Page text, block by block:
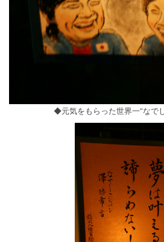
◆元気をもらった世界一”なで